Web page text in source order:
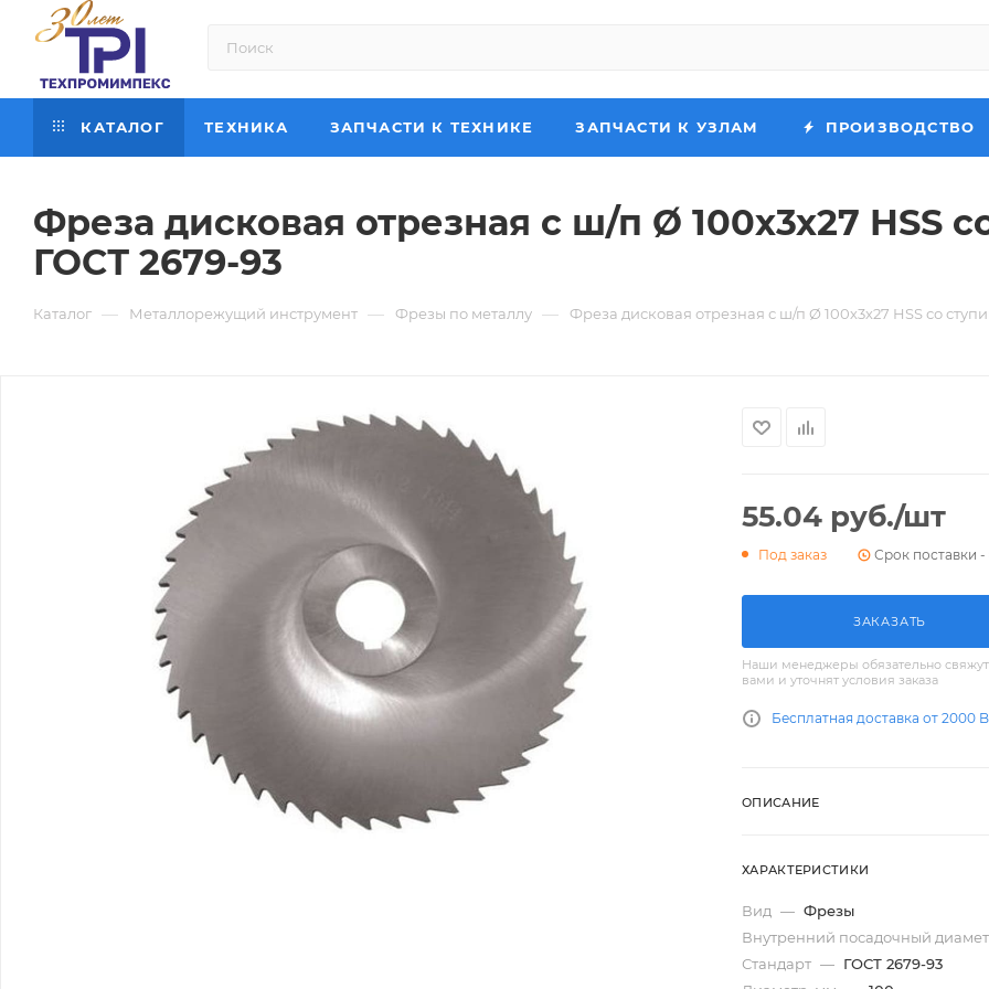
КАТАЛОГ ТЕХНИКА ЗАПЧАСТИ К ТЕХНИКЕ ЗАПЧАСТИ К УЗЛАМ ПРОИЗВОДСТВО
Фреза дисковая отрезная с ш/п Ø 100х3х27 HSS
ГОСТ 2679-93
Каталог — Металлорежущий инструмент — Фрезы по металлу — Фреза дисковая отрезная с ш/п Ø 100х3х27 HSS со
55.04 руб./шт
Под заказ Срок поставки -
ЗАКАЗАТЬ
Наши менеджеры обязательно
вами и уточнят условия заказа
Бесплатная доставка от 2000
ОПИСАНИЕ
ХАРАКТЕРИСТИКИ
Вид — Фрезы
Внутренний посадочный
Стандарт — ГОСТ 2679-93